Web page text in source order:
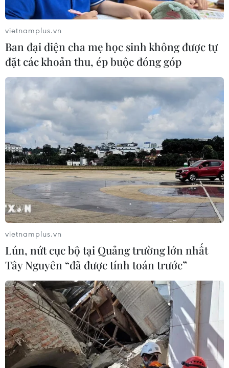
TIN CÙNG CHUYÊN MỤC
Tây Ban Nha triệt phá đường dây
buôn người xuyên Địa Trung Hải
07/08/2026 12:13
Hy Lạp tạm giam một thị trưởng tình
nghi gây thảm họa cháy rừng
07/08/2026 12:02
Sri Lanka tăng cường ngăn chặn
vietnamplus.vn
Ban đại diện cha mẹ học sinh không được tự
đặt các khoản thu, ép buộc đóng góp
vietnamplus.vn
Lún, nứt cục bộ tại Quảng trường lớn nhất
Tây Nguyên “đã được tính toán trước”